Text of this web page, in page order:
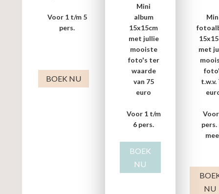
Voor 1 t/m 5
pers.
BOEK NU
Mini
album
15x15cm
met jullie
mooiste
foto's ter
waarde
van 75
euro
Voor 1 t/m
6 pers.
BOEK
NU
met
t.w.v.
pers.
NU